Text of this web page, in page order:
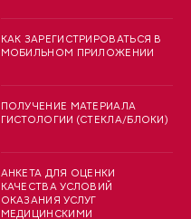
КАК ЗАРЕГИСТРИРОВАТЬСЯ В
МОБИЛЬНОМ ПРИЛОЖЕНИИ
ПОЛУЧЕНИЕ МАТЕРИАЛА
ГИСТОЛОГИИ (СТЕКЛА/БЛОКИ)
АНКЕТА ДЛЯ ОЦЕНКИ
КАЧЕСТВА УСЛОВИЙ
ОКАЗАНИЯ УСЛУГ
МЕДИЦИНСКИМИ